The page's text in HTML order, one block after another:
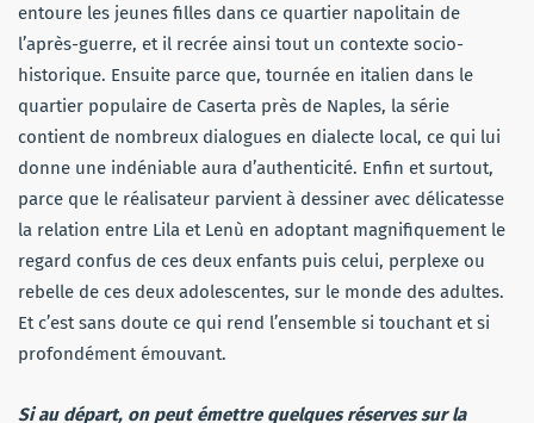
entoure les jeunes filles dans ce quartier napolitain de
l’après-guerre, et il recrée ainsi tout un contexte socio-
historique. Ensuite parce que, tournée en italien dans le
quartier populaire de Caserta près de Naples, la série
contient de nombreux dialogues en dialecte local, ce qui lui
donne une indéniable aura d’authenticité. Enfin et surtout,
parce que le réalisateur parvient à dessiner avec délicatesse
la relation entre Lila et Lenù en adoptant magnifiquement le
regard confus de ces deux enfants puis celui, perplexe ou
rebelle de ces deux adolescentes, sur le monde des adultes.
Et c’est sans doute ce qui rend l’ensemble si touchant et si
profondément émouvant.
Si au départ, on peut émettre quelques réserves sur la